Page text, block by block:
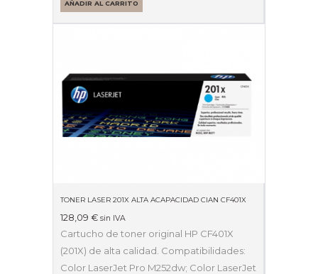
AÑADIR AL CARRITO
TONER LASER 201X ALTA ACAPACIDAD CIAN CF401X
128,09 € sin IVA
Cartucho de toner original HP CF401X
(201X) de alta calidad. Compatibilidades:
Color LaserJet Pro M252dw; Color LaserJet